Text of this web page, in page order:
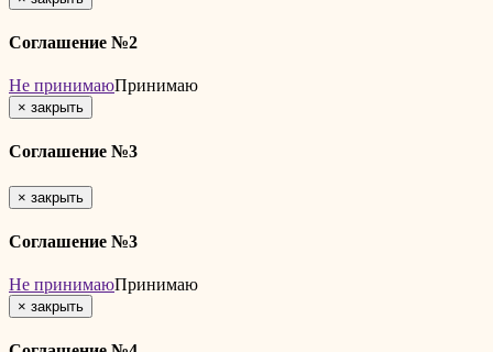
Соглашение №2
Не принимаюПринимаю
× закрыть
Соглашение №3
× закрыть
Соглашение №3
Не принимаюПринимаю
× закрыть